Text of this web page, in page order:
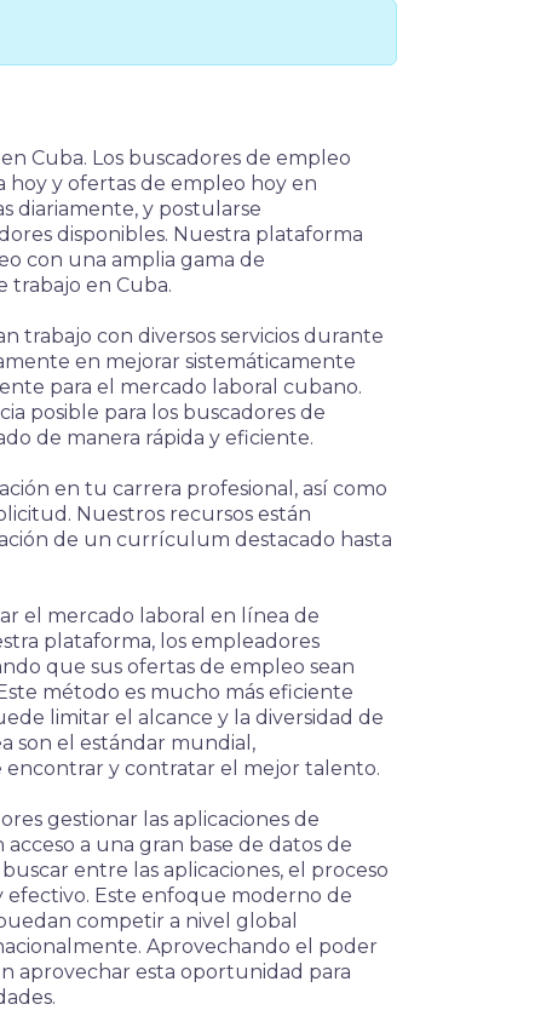
Cuba. Los buscadores de empleo
y ofertas de empleo hoy en
diariamente, y postularse
disponibles. Nuestra plataforma
con una amplia gama de
trabajo en Cuba.
trabajo con diversos servicios durante
en mejorar sistemáticamente
para el mercado laboral cubano.
posible para los buscadores de
de manera rápida y eficiente.
en tu carrera profesional, así como
Nuestros recursos están
de un currículum destacado hasta
el mercado laboral en línea de
plataforma, los empleadores
que sus ofertas de empleo sean
método es mucho más eficiente
limitar el alcance y la diversidad de
son el estándar mundial,
y contratar el mejor talento.
gestionar las aplicaciones de
a una gran base de datos de
entre las aplicaciones, el proceso
Este enfoque moderno de
competir a nivel global
Aprovechando el poder
aprovechar esta oportunidad para